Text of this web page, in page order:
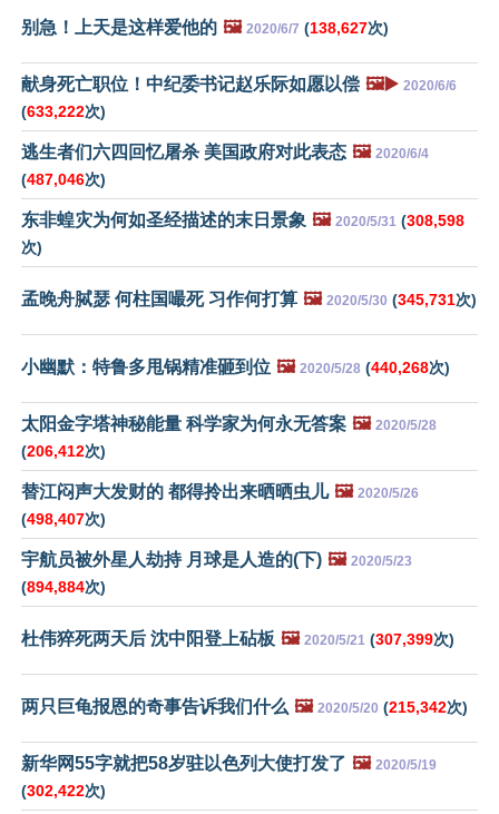
别急！上天是这样爱他的 🖼️ 2020/6/7 (138,627次)
献身死亡职位！中纪委书记赵乐际如愿以偿 🖼️▶️ 2020/6/6
(633,222次)
逃生者们六四回忆屠杀 美国政府对此表态 🖼️ 2020/6/4
(487,046次)
东非蝗灾为何如圣经描述的末日景象 🖼️ 2020/5/31 (308,598
次)
孟晚舟脦瑟 何柱国嘬死 习作何打算 🖼️ 2020/5/30 (345,731次)
小幽默：特鲁多甩锅精准砸到位 🖼️ 2020/5/28 (440,268次)
太阳金字塔神秘能量 科学家为何永无答案 🖼️ 2020/5/28
(206,412次)
替江闷声大发财的 都得拎出来晒晒虫儿 🖼️ 2020/5/26
(498,407次)
宇航员被外星人劫持 月球是人造的(下) 🖼️ 2020/5/23
(894,884次)
杜伟猝死两天后 沈中阳登上砧板 🖼️ 2020/5/21 (307,399次)
两只巨龟报恩的奇事告诉我们什么 🖼️ 2020/5/20 (215,342次)
新华网55字就把58岁驻以色列大使打发了 🖼️ 2020/5/19
(302,422次)